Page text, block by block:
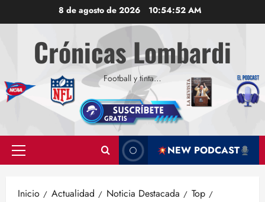
al
contenido
8 de agosto de 2026 10:54:52 AM
Crónicas Lombardi
Football y tinta…
Menú
NEW PODCAST
Inicio Actualidad Noticia Destacada
Top